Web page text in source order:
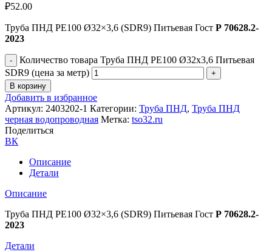
₽52.00
Труба ПНД РЕ100 Ø32×3,6 (SDR9) Питьевая Гост Р 70628.2-
2023
Количество товара Труба ПНД РЕ100 Ø32x3,6 Питьевая
SDR9 (цена за метр)
В корзину
Добавить в избранное
Артикул: 2403202-1 Категории: Труба ПНД, Труба ПНД
черная водопроводная Метка: tso32.ru
Поделиться
ВК
Описание
Детали
Описание
Труба ПНД РЕ100 Ø32×3,6 (SDR9) Питьевая Гост Р 70628.2-
2023
Детали